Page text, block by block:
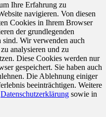
Ihre Erfahrung zu
navigieren. Von diesen
Cookies in Ihrem Browser
der grundlegenden
sind. Wir verwenden auch
analysieren und zu
Diese Cookies werden nur
gespeichert. Sie haben auch
Die Ablehnung einiger
beeinträchtigen. Weitere
Datenschutzerklärung sowie in